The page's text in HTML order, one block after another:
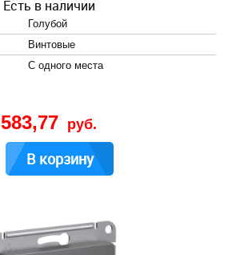
Есть в наличии
Голубой
Винтовые
С одного места
583,77 руб.
В корзину